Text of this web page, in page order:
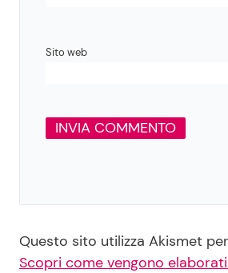
Sito web
Questo sito utilizza Akismet
Scopri come vengono